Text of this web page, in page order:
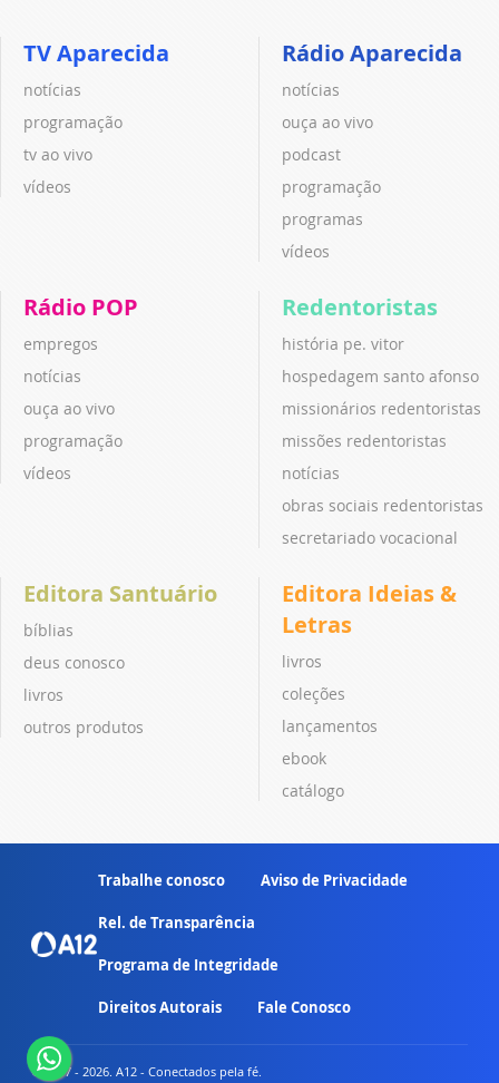
TV Aparecida
notícias
programação
tv ao vivo
vídeos
Rádio Aparecida
notícias
ouça ao vivo
podcast
programação
programas
vídeos
Rádio POP
empregos
notícias
ouça ao vivo
programação
vídeos
Redentoristas
história pe. vitor
hospedagem santo afonso
missionários redentoristas
missões redentoristas
notícias
obras sociais redentoristas
secretariado vocacional
Editora Santuário
bíblias
deus conosco
livros
outros produtos
Editora Ideias &
Letras
livros
coleções
lançamentos
ebook
catálogo
Trabalhe conosco Aviso de Privacidade
Rel. de Transparência
Programa de Integridade
Direitos Autorais Fale Conosco
© 2007 - 2026. A12 - Conectados pela fé.